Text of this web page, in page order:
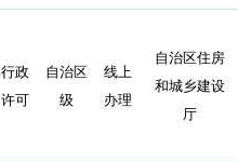
行政
许可
自治区
级
线上
办理
自治区住房
和城乡建设
厅